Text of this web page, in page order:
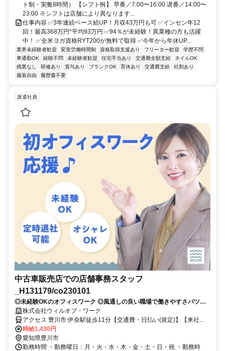
ト制・実働8時間） 【シフト例】 早番／7:00〜16:00 遅番／14:00〜
23:00 ※シフトは店舗により異なります...
仕事内容 ✅3年連続ベース給UP！月収43万円も可 ✅インセン年12
回！最高368万円*平均93万円 ✅94％が未経験！異業種の方も活躍
中！ ✅全米ヨガ資格RYT200が無料で取得 ✅今年から年休UP...
業界未経験者歓迎 変形労働時間制 資格取得支援あり フリーター歓迎
学歴不問
車通勤OK
経験不問 未経験者歓迎 住宅手当あり 交通費全額支給
ネイルOK
残業なし
研修あり 賞与あり ブランクOK 育休あり 交通費支給
社割あり
服装自由
履歴書不要
派遣社員
中古車販売店での店舗事務スタッフ
_H131179/co230101
◎未経験OKのオフィスワーク ◎風通しの良い職場で働きやすさバツグ
ン♪株式会社ウィルオブ・ワーク
アクセス 豊川市 伊奈駅徒歩11分【交通費・日払い(規定)】【来社不
要WEB登録OK】
時給1,430円
愛知県豊川市
勤務時間 ・勤務曜日：月・火・水・木・金・土・日・祝 ・勤務時